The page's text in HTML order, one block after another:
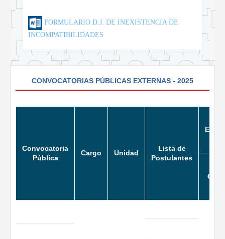
FORMULARIO D.J. DE INEXISTENCIA DE
INCOMPATIBILIDADES
CONVOCATORIAS PÚBLICAS EXTERNAS - 2025
Convocatoria
Pública
Cargo Unidad
Lista de
Postulantes